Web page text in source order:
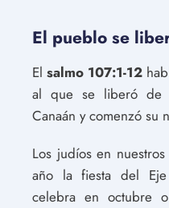
El pueblo se
El salmo 107:1-12
al que se liberó de
Canaán y comenzó su
Los judíos en
año la fiesta del Eje
celebra en octubre